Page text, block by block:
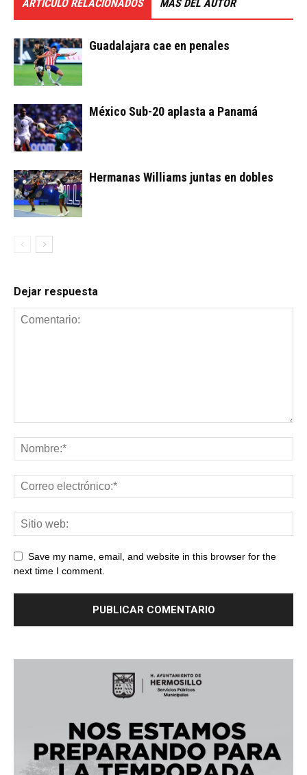
ARTÍCULO RELACIONADOS MÁS DEL AUTOR
Guadalajara cae en penales
México Sub-20 aplasta a Panamá
Hermanas Williams juntas en dobles
Dejar respuesta
Save my name, email, and website in this browser for the
next time I comment.